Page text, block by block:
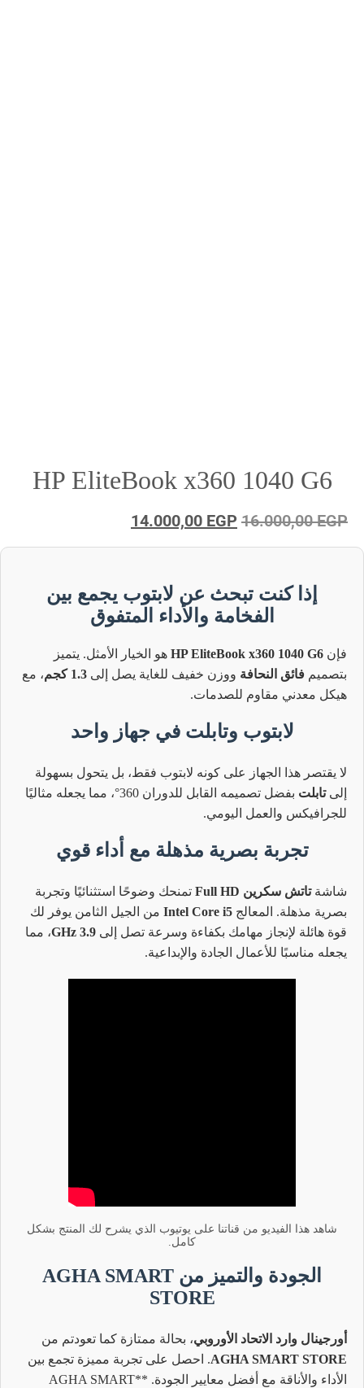
HP EliteBook x360 1040 G6
16.000,00EGP
السعر14.000,00 EGP
إذا كنت تبحث عن لابتوب يجمع بين
الفخامة والأداء المتفوق
فإن HP EliteBook x360 1040 G6 هو الخيار الأمثل. يتميز
بتصميم فائق النحافة ووزن خفيف للغاية يصل إلى 1.3 كجم
، مع
هيكل معدني مقاوم للصدمات.
لابتوب وتابلت في جهاز واحد
لا يقتصر هذا الجهاز على كونه لابتوب فقط، بل يتحول بسهولة
إلىتابلت
بفضل تصميمه القابل للدوران 360°، مما يجعله مثاليًا
للجرافيكس والعمل اليومي.
تجربة بصرية مذهلة مع أداء قوي
شاشةتاتش سكرين Full HD
تمنحك وضوحًا استثنائيًا وتجربة
بصرية مذهلة. المعالج Intel Core i5 من الجيل الثامن يوفر لك
قوة هائلة لإنجاز مهامك بكفاءة وسرعة تصل إلى 3.9 GHz
، مما
يجعله مناسبًا للأعمال الجادة والإبداعية.
شاهد هذا الفيديو من قناتنا على يوتيوب الذي يشرح لك المنتج بشكل
كامل.
الجودة والتميز من AGHA SMART
STORE
أورجينال وارد الاتحاد الأوروبي، بحالة ممتازة كما تعودتم من
AGHA SMART STORE. احصل على تجربة مميزة تجمع بين
الأداء والأناقة مع أفضل معايير الجودة. **AGHA SMART